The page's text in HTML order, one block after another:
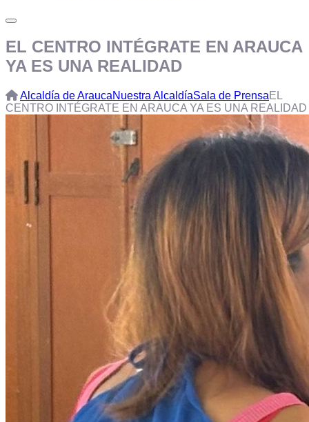
EL CENTRO INTÉGRATE EN ARAUCA
YA ES UNA REALIDAD
Alcaldía de AraucaNuestra AlcaldíaSala de Prensa EL
CENTRO INTÉGRATE EN ARAUCA YA ES UNA REALIDAD